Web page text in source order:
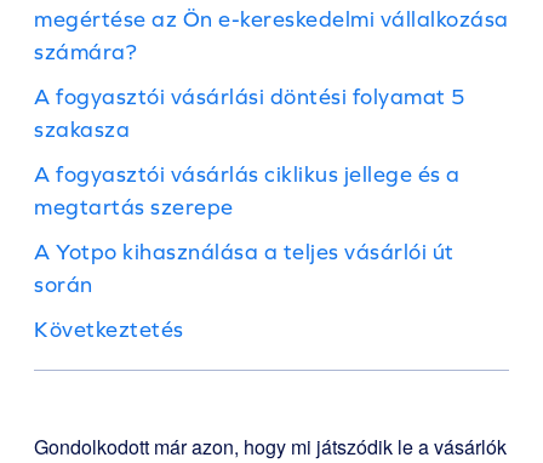
megértése az Ön e-kereskedelmi vállalkozása
számára?
A fogyasztói vásárlási döntési folyamat 5
szakasza
A fogyasztói vásárlás ciklikus jellege és a
megtartás szerepe
A Yotpo kihasználása a teljes vásárlói út
során
Következtetés
Gondolkodott már azon, hogy mi játszódik le a vásárlók